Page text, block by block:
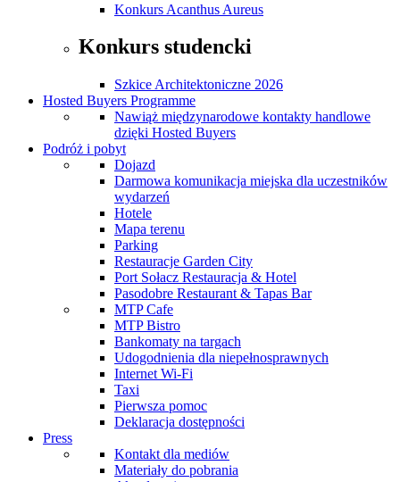
Konkurs Acanthus Aureus
Konkurs studencki
Szkice Architektoniczne 2026
Hosted Buyers Programme
Nawiąż międzynarodowe kontakty handlowe
dzięki Hosted Buyers
Podróż i pobyt
Dojazd
Darmowa komunikacja miejska dla uczestników
wydarzeń
Hotele
Mapa terenu
Parking
Restauracje Garden City
Port Sołacz Restauracja & Hotel
Pasodobre Restaurant & Tapas Bar
MTP Cafe
MTP Bistro
Bankomaty na targach
Udogodnienia dla niepełnosprawnych
Internet Wi-Fi
Taxi
Pierwsza pomoc
Deklaracja dostępności
Press
Kontakt dla mediów
Materiały do pobrania